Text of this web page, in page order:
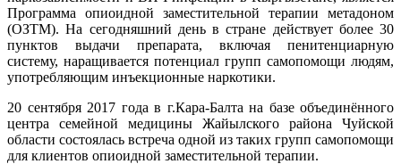
Программа опиоидной заместительной терапии метадоном
(ОЗТМ). На сегодняшний день в стране действует более 30
пунктов выдачи препарата, включая пенитенциарную
систему, наращивается потенциал групп самопомощи людям,
употребляющим инъекционные наркотики.
20 сентября 2017 года в г.Кара-Балта на базе объединённого
центра семейной медицины Жайылского района Чуйской
области состоялась встреча одной из таких групп самопомощи
для клиентов опиоидной заместительной терапии.